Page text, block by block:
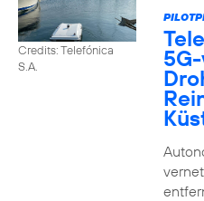
Credits: Telefónica
S.A.